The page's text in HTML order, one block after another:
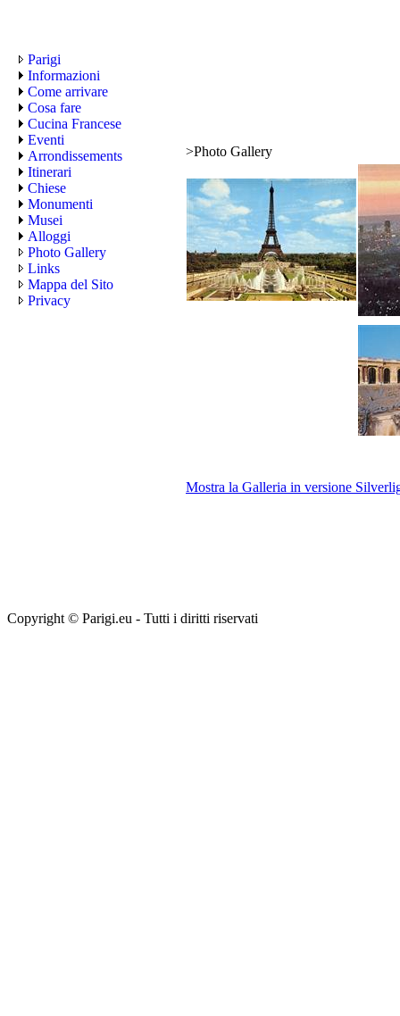
Parigi
Informazioni
Come arrivare
Cosa fare
Cucina Francese
Eventi
Arrondissements
Itinerari
Chiese
Monumenti
Musei
Alloggi
Photo Gallery
Links
Mappa del Sito
Privacy
>Photo Gallery
Mostra la Galleria in versione
Copyright © Parigi.eu - Tutti i diritti riservati